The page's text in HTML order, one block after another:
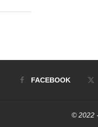
FACEBOOK
© 2022